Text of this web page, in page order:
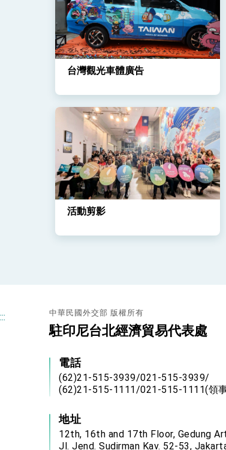
賴總統就職演說影片
總統重要談話
外交部重要言論
我國政府將在美國亞利桑納州
台灣觀光車體廣告
活動剪影
::: 中華民國外交部 版權所有
駐印尼台北經濟貿易代表處
電話
(62)21-515-3939/021-515-3939/
(62)21-515-1111/021-515-1111(領
地址
12th, 16th and 17th Floor, Gedung
Jl. Jend. Sudirman Kav. 52-53,